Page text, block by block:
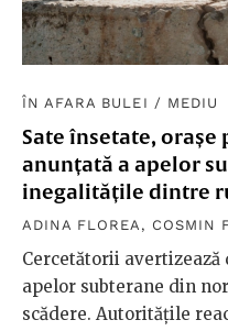
ÎN AFARA BULEI / MEDIU
Sate însetate, orașe
anunțată a apelor
inegalitățile dintre
ADINA FLOREA , COSMIN
Cercetătorii
apelor subterane din
scădere. Autoritățile